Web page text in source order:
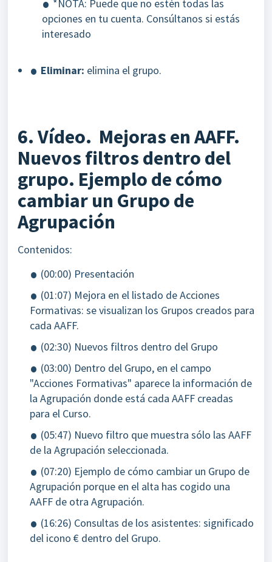
*NOTA: Puede que no estén todas las
opciones en tu cuenta. Consúltanos si estás
interesado
Eliminar: elimina el grupo.
6. Vídeo. Mejoras en AAFF.
Nuevos filtros dentro del
grupo. Ejemplo de cómo
cambiar un Grupo de
Agrupación
Contenidos:
(00:00) Presentación
(01:07) Mejora en el listado de Acciones
Formativas: se visualizan los Grupos creados para
cada AAFF.
(02:30) Nuevos filtros dentro del Grupo
(03:00) Dentro del Grupo, en el campo
"Acciones Formativas" aparece la información de
la Agrupación donde está cada AAFF creadas
para el Curso.
(05:47) Nuevo filtro que muestra sólo las AAFF
de la Agrupación seleccionada.
(07:20) Ejemplo de cómo cambiar un Grupo de
Agrupación porque en el alta has cogido una
AAFF de otra Agrupación.
(16:26) Consultas de los asistentes: significado
del icono € dentro del Grupo.